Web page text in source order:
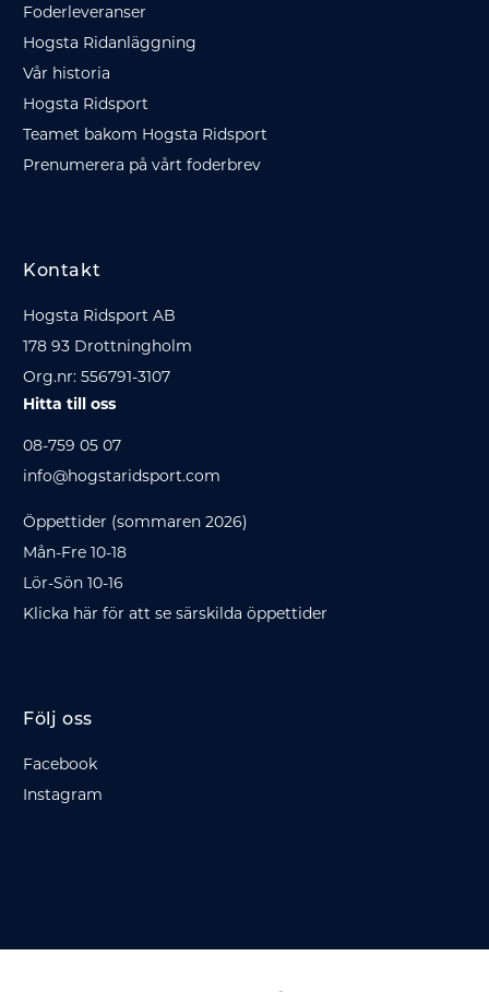
Foderleveranser
Hogsta Ridanläggning
Vår historia
Hogsta Ridsport
Teamet bakom Hogsta Ridsport
Prenumerera på vårt foderbrev
Kontakt
Hogsta Ridsport AB
178 93 Drottningholm
Org.nr: 556791-3107
Hitta till oss
08-759 05 07
info@hogstaridsport.com
Öppettider (sommaren 2026)
Mån-Fre 10-18
Lör-Sön 10-16
Klicka här för att se särskilda öppettider
Följ oss
Facebook
Instagram